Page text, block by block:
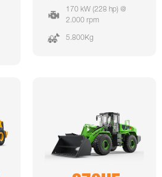
170 kW (228 hp) @
2.000 rpm
5.800Kg